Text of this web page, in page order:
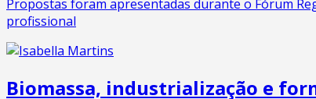
Propostas foram apresentadas durante o Fórum
profissional
Biomassa, industrialização e